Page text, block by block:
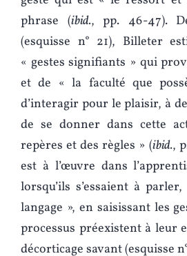
phrase (ibid., pp. 46-47).
(esquisse n° 21), Billeter
« gestes signifiants » qui
et de « la faculté que
d’interagir pour le plaisir, à
de se donner dans cette
repères et des règles » (ibid.,
est à l’œuvre dans
lorsqu’ils s’essaient à
langage », en saisissant les
processus préexistent à leur
décorticage savant (esquisse